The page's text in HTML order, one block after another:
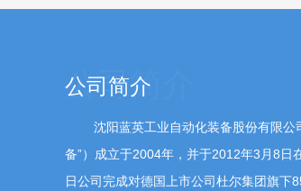
您好，感谢您的关注。公司工业清
件清洗业务和精密清洗业务。随
公司简介
沈阳蓝英工业自动化装备股份有限公
备”）成立于2004年，并于2012年3月8日
日公司完成对德国上市公司杜尔集团旗下